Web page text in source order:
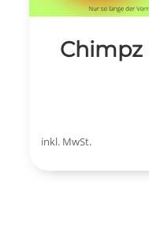
Chimpz
inkl. MwSt.